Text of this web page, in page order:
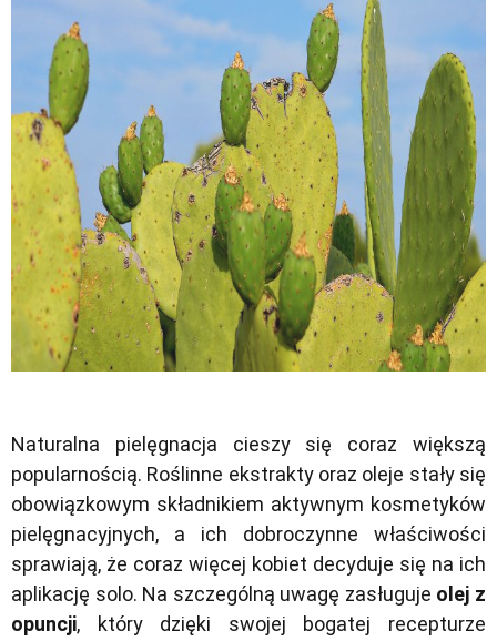
Naturalna pielęgnacja cieszy się coraz większą
popularnością. Roślinne ekstrakty oraz oleje stały się
obowiązkowym składnikiem aktywnym kosmetyków
pielęgnacyjnych, a ich dobroczynne właściwości
sprawiają, że coraz więcej kobiet decyduje się na ich
aplikację solo. Na szczególną uwagę zasługuje olej z
opuncji, który dzięki swojej bogatej recepturze